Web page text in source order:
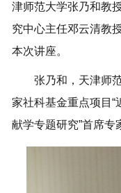
津师范大学张乃和教
究中心主任邓云清教
本次讲座。
张乃和，天津师
家社科基金重点项目“
献学专题研究”首席专